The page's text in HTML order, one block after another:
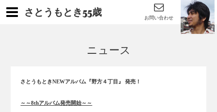
さとうもとき55歳 お問い合わせ
ニュース
さとうもときNEWアルバム『野方４丁目』 発売！
～～8thアルバム発売開始～～